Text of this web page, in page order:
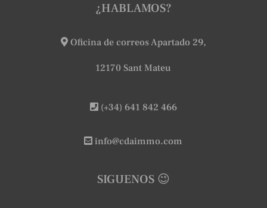
¿HABLAMOS?
Oficina de correos Apartado 29,
12170 Sant Mateu
(+34) 641 842 466
info@cdaimmo.com
SIGUENOS 😉